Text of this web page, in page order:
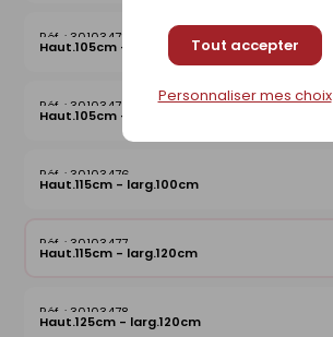
Tout accepter
Personnaliser mes choix
30103473
Haut.105cm - larg.60cm
30103474
Haut.105cm - larg.80cm
30103476
Haut.115cm - larg.100cm
30103477
Haut.115cm - larg.120cm
30103478
Haut.125cm - larg.120cm